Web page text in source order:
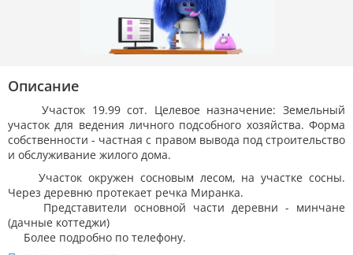
Описание
Участок 19.99 сот. Целевое назначение: Земельный
участок для ведения личного подсобного хозяйства. Форма
собственности - частная с правом вывода под строительство
и обслуживание жилого дома.
Участок окружен сосновым лесом, на участке сосны.
Через деревню протекает речка Миранка.
Представители основной части деревни - минчане
(дачные коттеджи)
Более подробно по телефону.